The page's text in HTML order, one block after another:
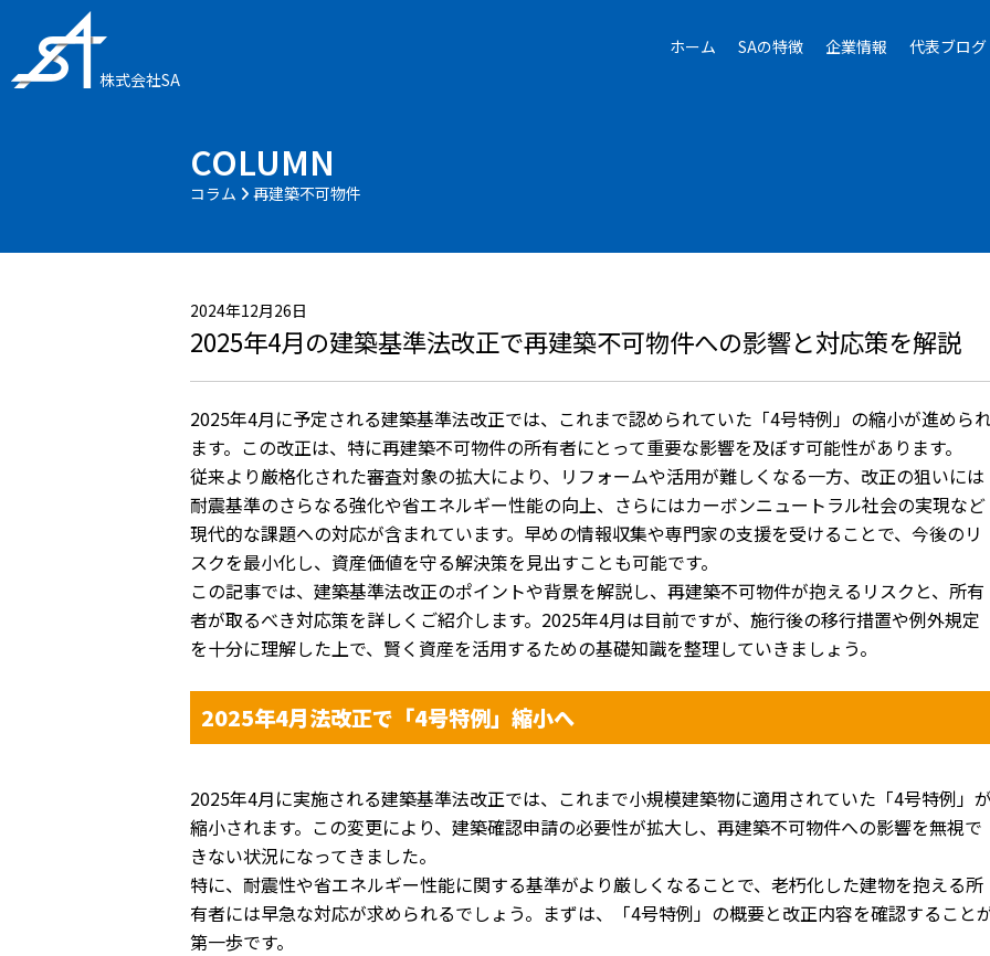
株式会社SA
ホーム SAの特徴 企業情報 代表ブログ
COLUMN
コラム 再建築不可物件
2024年12月26日
2025年4月の建築基準法改正で再建築不可物件への影響と対応策を解説
2025年4月に予定される建築基準法改正では、 これまで認められていた「4号特例」の縮小が進めら
ます。 この改正は、 特に再建築不可物件の所有者にとって重要な影響を及ぼす可能性があります。
従来より厳格化された審査対象の拡大により、 リフォームや活用が難しくなる一方、 改正の狙いには
耐震基準のさらなる強化や省エネルギー性能の向上、 さらにはカーボンニュートラル社会の実現など
現代的な課題への対応が含まれています。 早めの情報収集や専門家の支援を受けることで、 今後のリ
スクを最小化し、 資産価値を守る解決策を見出すことも可能です。
この記事では、建築基準法改正のポイントや背景を解説し、 再建築不可物件が抱えるリスクと、 所有
者が取るべき対応策を詳しくご紹介します。 2025年4月は目前ですが、 施行後の移行措置や例外規定
を十分に理解した上で、 賢く資産を活用するための基礎知識を整理していきましょう。
2025年4月法改正で「4号特例」縮小へ
2025年4月に実施される建築基準法改正では、 これまで小規模建築物に適用されていた「4号特例」 が
縮小されます。この変更により、 建築確認申請の必要性が拡大し、 再建築不可物件への影響を無視で
きない状況になってきました。
特に、 耐震性や省エネルギー性能に関する基準がより厳しくなることで、 老朽化した建物を抱える所
有者には早急な対応が求められるでしょ う。まずは、「4号特例」 の概要と改正内容を確認すること
第一歩です。